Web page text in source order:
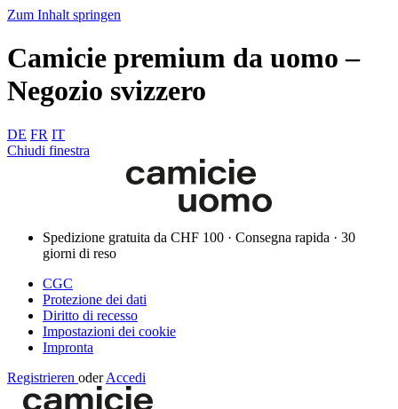
Zum Inhalt springen
Camicie premium da uomo –
Negozio svizzero
DE FR IT
Chiudi finestra
Spedizione gratuita da CHF 100 · Consegna rapida · 30
giorni di reso
CGC
Protezione dei dati
Diritto di recesso
Impostazioni dei cookie
Impronta
Registrieren oder Accedi